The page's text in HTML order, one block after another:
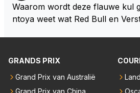
Waarom wordt deze flauwe kul
ntoya weet wat Red Bull en
GRANDS PRIX
Grand Prix van Australië